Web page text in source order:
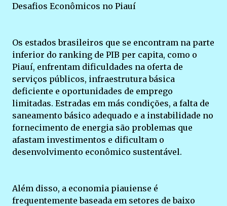
Desafios Econômicos no Piauí
Os estados brasileiros que se encontram na parte
inferior do ranking de PIB per capita, como o
Piauí, enfrentam dificuldades na oferta de
serviços públicos, infraestrutura básica
deficiente e oportunidades de emprego
limitadas. Estradas em más condições, a falta de
saneamento básico adequado e a instabilidade no
fornecimento de energia são problemas que
afastam investimentos e dificultam o
desenvolvimento econômico sustentável.
Além disso, a economia piauiense é
frequentemente baseada em setores de baixo